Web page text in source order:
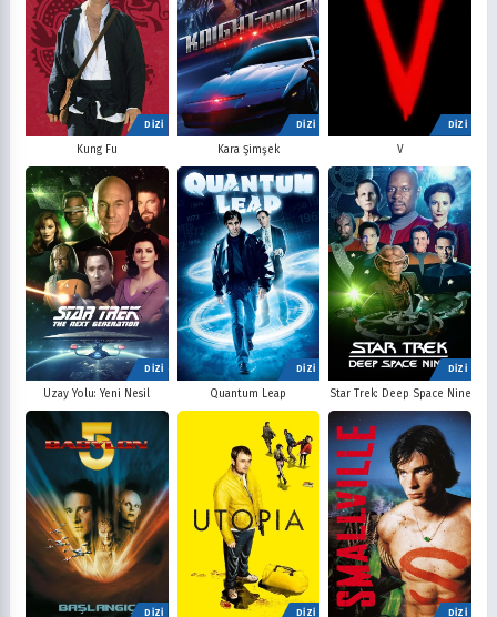
DİZİ
Kung Fu
DİZİ
Kara Şimşek
DİZİ
V
DİZİ
Uzay Yolu: Yeni Nesil
DİZİ
Quantum Leap
DİZİ
Star Trek: Deep Space Nine
DİZİ DİZİ DİZİ